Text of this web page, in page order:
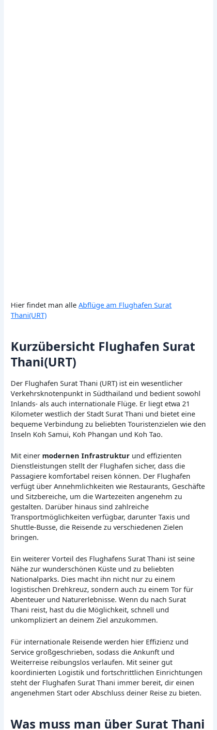
Hier findet man alleAbflüge am Flughafen Surat
Thani(URT)
Kurzübersicht Flughafen Surat
Thani(URT)
Der Flughafen Surat Thani (URT) ist ein wesentlicher
Verkehrsknotenpunkt in Südthailand und bedient sowohl
Inlands- als auch internationale Flüge. Er liegt etwa 21
Kilometer westlich der Stadt Surat Thani und bietet eine
bequeme Verbindung zu beliebten Touristenzielen wie den
Inseln Koh Samui, Koh Phangan und Koh Tao.
Mit einer modernen Infrastruktur und effizienten
Dienstleistungen stellt der Flughafen sicher, dass die
Passagiere komfortabel reisen können. Der Flughafen
verfügt über Annehmlichkeiten wie Restaurants, Geschäfte
und Sitzbereiche, um die Wartezeiten angenehm zu
gestalten. Darüber hinaus sind zahlreiche
Transportmöglichkeiten verfügbar, darunter Taxis und
Shuttle-Busse, die Reisende zu verschiedenen Zielen
bringen.
Ein weiterer Vorteil des Flughafens Surat Thani ist seine
Nähe zur wunderschönen Küste und zu beliebten
Nationalparks. Dies macht ihn nicht nur zu einem
logistischen Drehkreuz, sondern auch zu einem Tor für
Abenteuer und Naturerlebnisse. Wenn du nach Surat
Thani reist, hast du die Möglichkeit, schnell und
unkompliziert an deinem Ziel anzukommen.
Für internationale Reisende werden hier Effizienz und
Service großgeschrieben, sodass die Ankunft und
Weiterreise reibungslos verlaufen. Mit seiner gut
koordinierten Logistik und fortschrittlichen Einrichtungen
steht der Flughafen Surat Thani immer bereit, dir einen
angenehmen Start oder Abschluss deiner Reise zu bieten.
Was muss man über Surat Thani